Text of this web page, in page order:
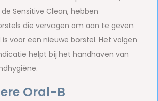
Sensitive Clean, hebben
die vervagen om aan te geven
voor een nieuwe borstel. Het volgen
helpt bij het handhaven van
Oral-B